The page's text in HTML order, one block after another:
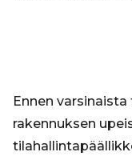
Ennen
rakennuksen